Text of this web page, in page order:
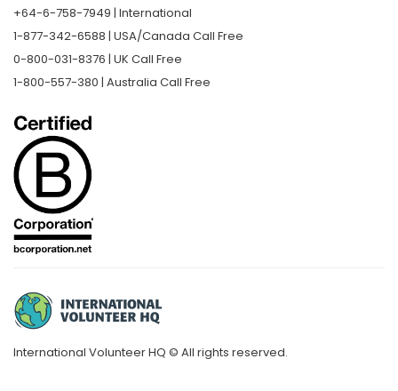
+64-6-758-7949 | International
1-877-342-6588 | USA/Canada Call Free
0-800-031-8376 | UK Call Free
1-800-557-380 | Australia Call Free
International Volunteer HQ © All rights reserved.